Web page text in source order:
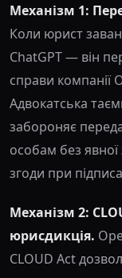
Механізм 1:
Коли юрист
ChatGPT — він
справи компанії
Адвокатська
забороняє
особам без явної
згоди при
Механізм 2:
юрисдикція.
CLOUD Act